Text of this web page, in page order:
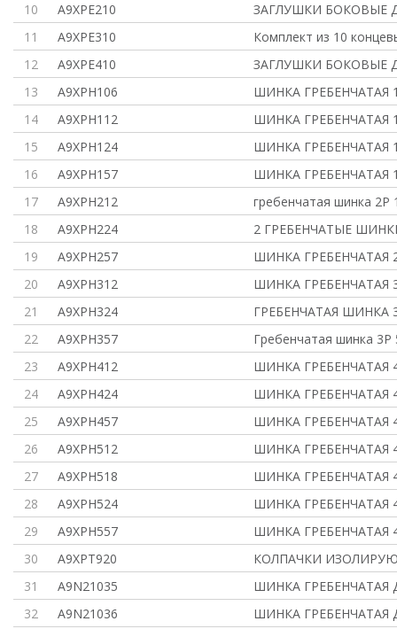
10
A9XPE210
ЗАГЛУШКИ БОКОВЫЕ
11
A9XPE310
Комплект из 10
12
A9XPE410
ЗАГЛУШКИ БОКОВЫЕ
13
A9XPH106
ШИНКА ГРЕБЕНЧАТАЯ
14
A9XPH112
ШИНКА ГРЕБЕНЧАТАЯ
15
A9XPH124
ШИНКА ГРЕБЕНЧАТАЯ
16
A9XPH157
ШИНКА ГРЕБЕНЧАТАЯ
17
A9XPH212
гребенчатая шинка 2Р
18
A9XPH224
2 ГРЕБЕНЧАТЫЕ
19
A9XPH257
ШИНКА ГРЕБЕНЧАТАЯ
20
A9XPH312
ШИНКА ГРЕБЕНЧАТАЯ
21
A9XPH324
ГРЕБЕНЧАТАЯ ШИНКА
22
A9XPH357
Гребенчатая шинка 3Р
23
A9XPH412
ШИНКА ГРЕБЕНЧАТАЯ
24
A9XPH424
ШИНКА ГРЕБЕНЧАТАЯ
25
A9XPH457
ШИНКА ГРЕБЕНЧАТАЯ
26
A9XPH512
ШИНКА ГРЕБЕНЧАТАЯ
27
A9XPH518
ШИНКА ГРЕБЕНЧАТАЯ
28
A9XPH524
ШИНКА ГРЕБЕНЧАТАЯ
29
A9XPH557
ШИНКА ГРЕБЕНЧАТАЯ
30
A9XPT920
КОЛПАЧКИ
31
A9N21035
ШИНКА ГРЕБЕНЧАТАЯ
32
A9N21036
ШИНКА ГРЕБЕНЧАТАЯ